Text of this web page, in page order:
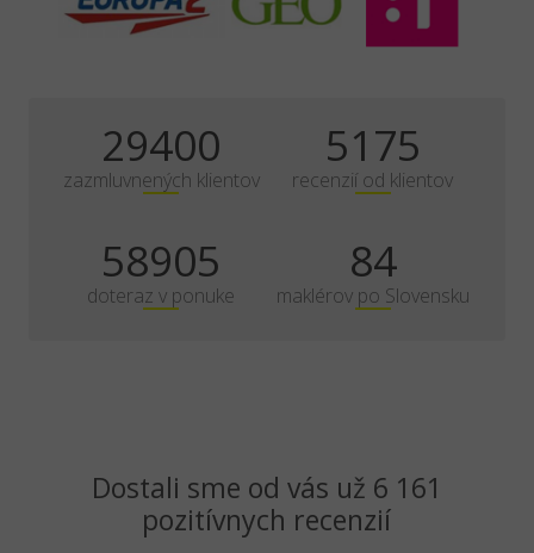
35000
zazmluvnených klientov
6161
recenzií od klientov
70125
doteraz v ponuke
100
maklérov po Slovensku
Dostali sme od vás už 6 161
pozitívnych recenzií